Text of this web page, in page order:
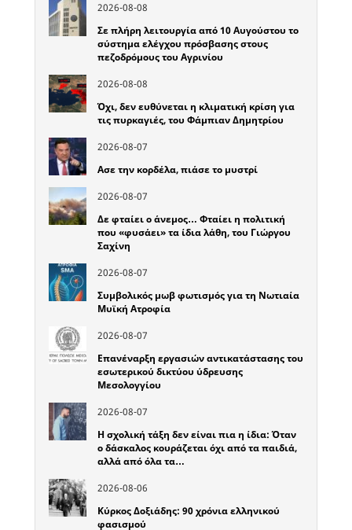
2026-08-08
Σε πλήρη λειτουργία από 10 Αυγούστου το
σύστημα ελέγχου πρόσβασης στους
πεζοδρόμους του Αγρινίου
2026-08-08
Όχι, δεν ευθύνεται η κλιματική κρίση για
τις πυρκαγιές, του Φάμπιαν Δημητρίου
2026-08-07
Ασε την κορδέλα, πιάσε το μυστρί
2026-08-07
Δε φταίει ο άνεμος… Φταίει η πολιτική
που «φυσάει» τα ίδια λάθη, του Γιώργου
Σαχίνη
2026-08-07
Συμβολικός μωβ φωτισμός για τη Νωτιαία
Μυϊκή Ατροφία
2026-08-07
Επανέναρξη εργασιών αντικατάστασης του
εσωτερικού δικτύου ύδρευσης
Μεσολογγίου
2026-08-07
Η σχολική τάξη δεν είναι πια η ίδια: Όταν
ο δάσκαλος κουράζεται όχι από τα παιδιά,
αλλά από όλα τα…
2026-08-06
Κύρκος Δοξιάδης: 90 χρόνια ελληνικού
φασισμού